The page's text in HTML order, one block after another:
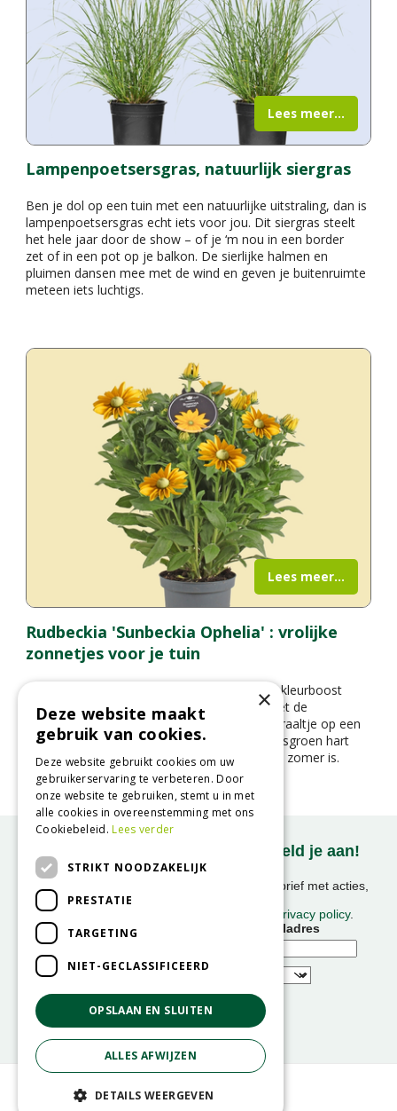
Lampenpoetsersgras, natuurlijk siergras
Ben je dol op een tuin met een natuurlijke uitstraling, dan is
lampenpoetsersgras echt iets voor jou. Dit siergras steelt
het hele jaar door de show – of je ‘m nou in een border
zet of in een pot op je balkon. De sierlijke halmen en
pluimen dansen mee met de wind en geven je buitenruimte
meteen iets luchtigs.
Lees meer...
Rudbeckia 'Sunbeckia Ophelia' : vrolijke
zonnetjes voor je tuin
Op zoek naar een plant die je tuin een flinke kleurboost
geeft in de zomer en herfst? Maak kennis met de
Rudbeckia ‘Sunbeckia Ophelia’ – een zonnestraaltje op een
steel. Met haar knalgele bloemblaadjes en frisgroen hart
fleurt ze elke border of pot op alsof het altijd zomer is.
Lees meer...
Onze nieuwsbrief ontvangen? Meld je aan!
Ontvang ongeveer 1x per week onze nieuwsbrief met acties,
We slaan uw gegevens op conform onze
privacy policy.
Voornaam
E-mailadres
© GroenRijk
×
Deze website maakt
gebruik van cookies.
Deze website gebruikt cookies om uw
gebruikerservaring te verbeteren. Door
onze website te gebruiken, stemt u in met
alle cookies in overeenstemming met ons
Cookiebeleid.Lees verder
STRIKT NOODZAKELIJK
PRESTATIE
TARGETING
NIET-GECLASSIFICEERD
OPSLAAN EN SLUITEN
ALLES AFWIJZEN
DETAILS WEERGEVEN